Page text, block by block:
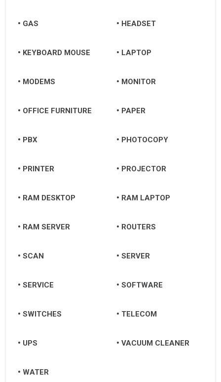
GAS HEADSET
KEYBOARD MOUSE LAPTOP
MODEMS MONITOR
OFFICE FURNITURE PAPER
PBX PHOTOCOPY
PRINTER PROJECTOR
RAM DESKTOP RAM LAPTOP
RAM SERVER ROUTERS
SCAN SERVER
SERVICE SOFTWARE
SWITCHES TELECOM
UPS VACUUM CLEANER
WATER